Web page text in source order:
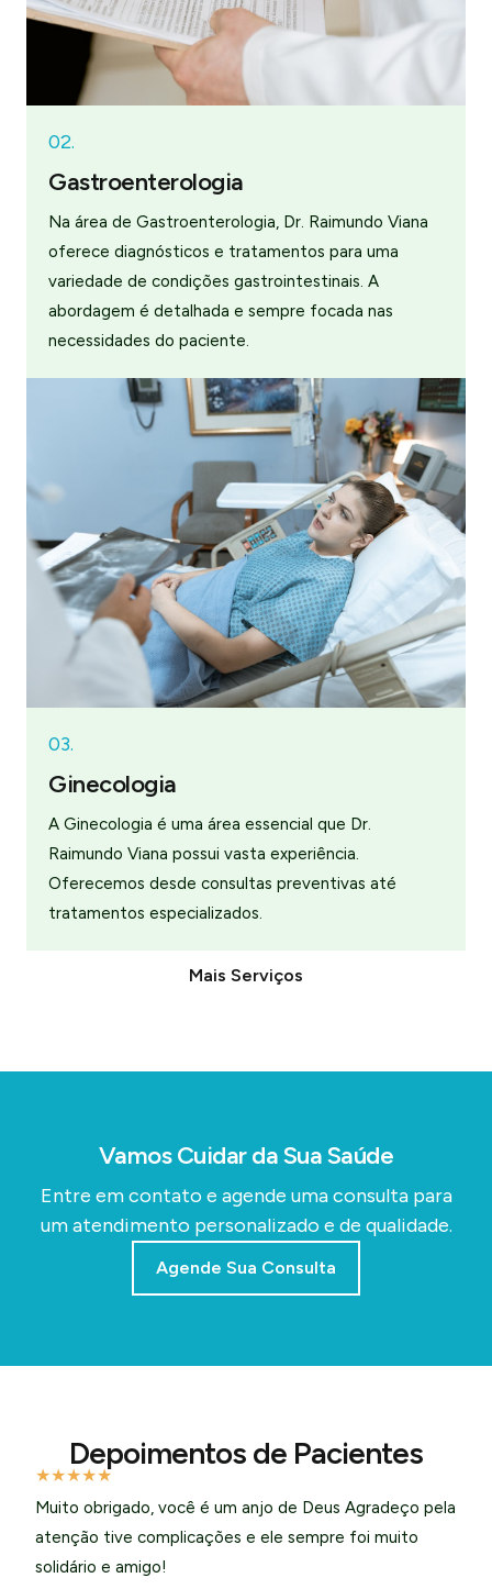
02.
Gastroenterologia
Na área de Gastroenterologia, Dr. Raimundo Viana
oferece diagnósticos e tratamentos para uma
variedade de condições gastrointestinais. A
abordagem é detalhada e sempre focada nas
necessidades do paciente.
03.
Ginecologia
A Ginecologia é uma área essencial que Dr.
Raimundo Viana possui vasta experiência.
Oferecemos desde consultas preventivas até
tratamentos especializados.
Mais Serviços
Vamos Cuidar da Sua Saúde
Entre em contato e agende uma consulta para
um atendimento personalizado e de qualidade.
Agende Sua Consulta
Depoimentos de Pacientes
★★★★★
Muito obrigado, você é um anjo de Deus Agradeço pela
atenção tive complicações e ele sempre foi muito
solidário e amigo!